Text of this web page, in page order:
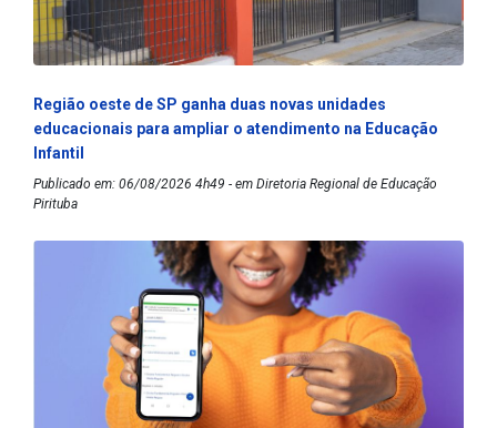
Região oeste de SP ganha duas novas unidades
educacionais para ampliar o atendimento na Educação
Infantil
Publicado em: 06/08/2026 4h49 - em Diretoria Regional de Educação
Pirituba